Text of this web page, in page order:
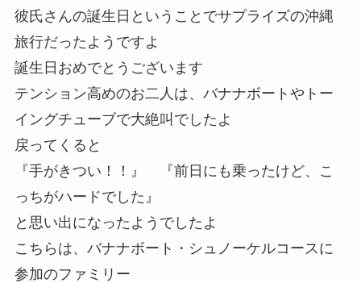
彼氏さんの誕生日ということでサプライズの沖縄
旅行だったようですよ
誕生日おめでとうございます
テンション高めのお二人は、バナナボートやトー
イングチューブで大絶叫でしたよ
戻ってくると
『手がきつい！！』 『前日にも乗ったけど、こ
っちがハードでした』
と思い出になったようでしたよ
こちらは、バナナボート・シュノーケルコースに
参加のファミリー